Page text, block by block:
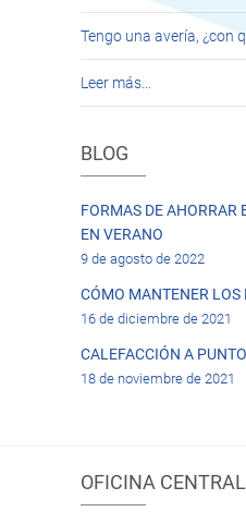
Tengo una avería, ¿con
Leer más…
BLOG
FORMAS DE AHORRAR
EN VERANO
9 de agosto de 2022
CÓMO MANTENER LOS
16 de diciembre de 2021
CALEFACCIÓN A PUNTO
18 de noviembre de 2021
OFICINA CENTRAL